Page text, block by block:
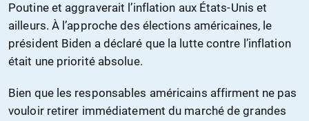
Poutine et aggraverait l’inflation aux États-Unis et
ailleurs. À l’approche des élections américaines, le
président Biden a déclaré que la lutte contre l’inflation
était une priorité absolue.
Bien que les responsables américains affirment ne pas
vouloir retirer immédiatement du marché de grandes